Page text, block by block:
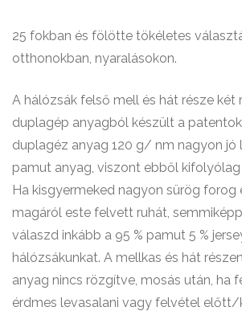
25 fokban és fölötte tökéletes
otthonokban, nyaralásokon.
A hálózsák felső mell és hát része
duplagép anyagból készült a
duplagéz anyag 120 g/ nm nagyon jó
pamut anyag, viszont ebből kifolyólag
Ha kisgyermeked nagyon sürög forog
magáról este felvett ruhát, semmiképp
válaszd inkább a 95 % pamut 5 %
hálózsákunkat. A mellkas és hát
anyag nincs rözgítve, mosás után, ha
érdmes levasalani vagy felvétel előtt/